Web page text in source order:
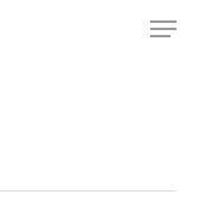
Menu